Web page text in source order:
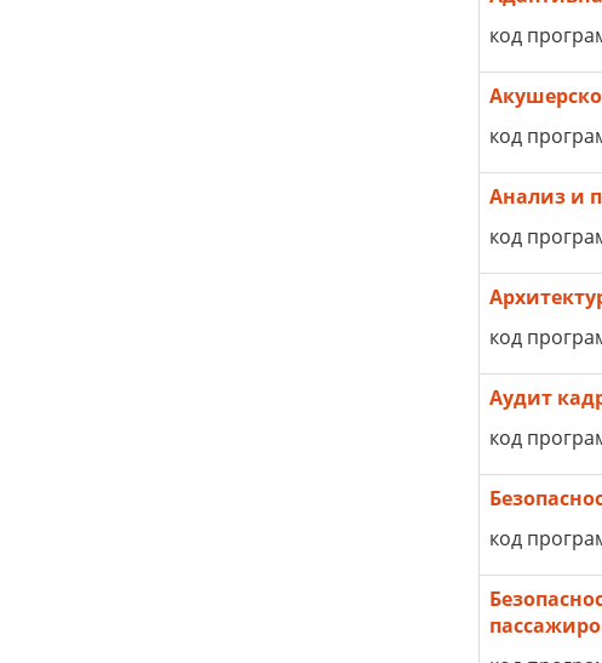
код
код
Анализ и
код
код
Аудит
код
код